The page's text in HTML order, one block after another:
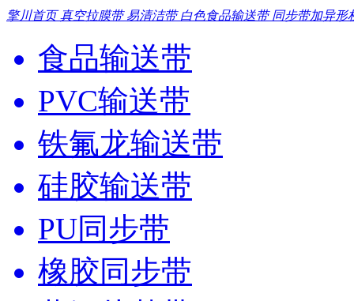
擎川首页 真空拉膜带 易清洁带 白色食品输送带 同步带加异形
食品输送带
PVC输送带
铁氟龙输送带
硅胶输送带
PU同步带
橡胶同步带